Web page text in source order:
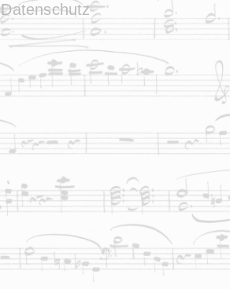
Datenschutz